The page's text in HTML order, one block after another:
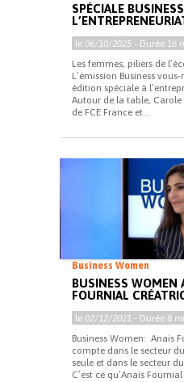
SPÉCIALE
le 06/10/2025 - Durée 16
Les femmes, piliers de
L’émission Business
édition spéciale à
Autour de la table,
de FCE France et...
Business Women
BUSINESS WOMEN
FOURNIAL
le 02/12/2021 - Durée 8
Business Women: Anais
compte dans le secteur
seule et dans le secteur
C’est ce qu’Anais